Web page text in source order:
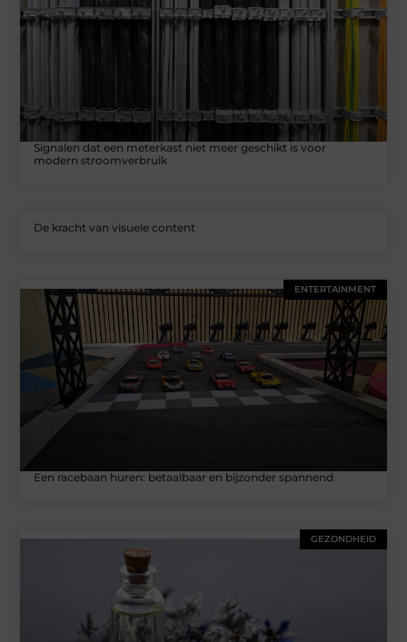
Signalen dat een meterkast niet meer geschikt is voor
modern stroomverbruik
De kracht van visuele content
ENTERTAINMENT
Een racebaan huren: betaalbaar en bijzonder spannend
GEZONDHEID